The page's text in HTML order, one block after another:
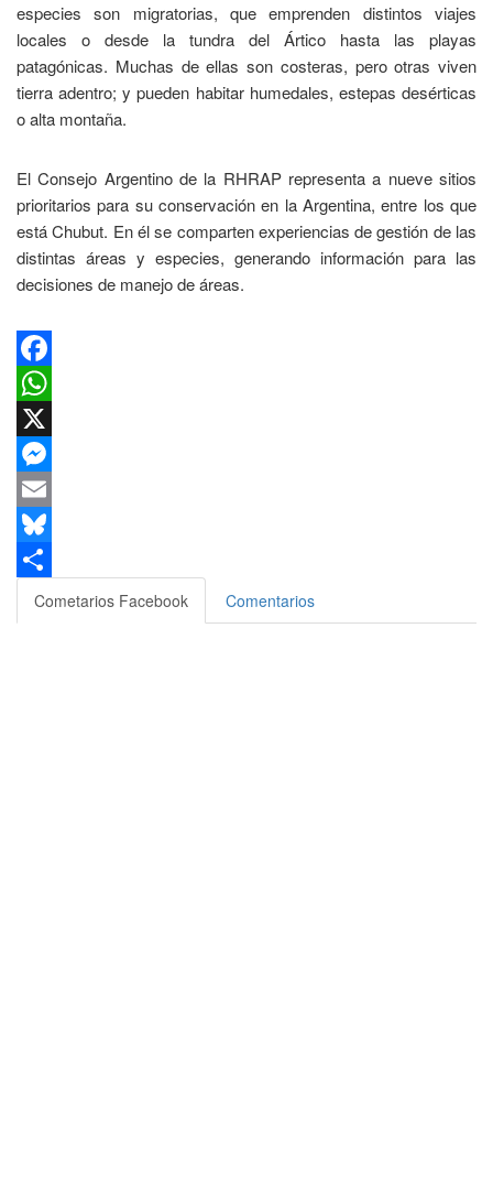
especies son migratorias, que emprenden distintos viajes
locales o desde la tundra del Ártico hasta las playas
patagónicas. Muchas de ellas son costeras, pero otras viven
tierra adentro; y pueden habitar humedales, estepas desérticas
o alta montaña.
El Consejo Argentino de la RHRAP representa a nueve sitios
prioritarios para su conservación en la Argentina, entre los que
está Chubut. En él se comparten experiencias de gestión de las
distintas áreas y especies, generando información para las
decisiones de manejo de áreas.
Facebook
WhatsApp
X
Messenger
Email
Bluesky
Compartir
Cometarios Facebook Comentarios